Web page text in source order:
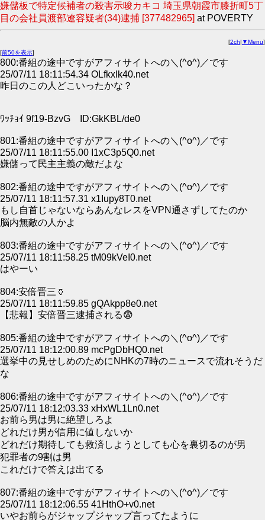
嫌儲板で特定候補者の殺害示唆カキコ 埼玉県朝霞市膝折町5丁
目の会社員渡部遼容疑者(34)逮捕 [377482965] at POVERTY
[2ch| ▼Menu]
[前50を表示]
800:番組の途中ですがアフィサイトへの＼(^o^)／です
25/07/11 18:11:54.34 OLfkxlk40.net
昨日のこの人どこいったかな？
ﾜｯﾁｮｲ 9f19-BzvG ID:GkKBL/de0
801:番組の途中ですがアフィサイトへの＼(^o^)／です
25/07/11 18:11:55.00 I1xC3p5Q0.net
嫌儲って民主主義の敵だよな
802:番組の途中ですがアフィサイトへの＼(^o^)／です
25/07/11 18:11:57.31 x1Iupy8T0.net
もし自首じゃないならあんなレスをVPN通さずしてたのか
脳内無敵の人かよ
803:番組の途中ですがアフィサイトへの＼(^o^)／です
25/07/11 18:11:58.25 tM09kVeI0.net
はやーい
804:安倍晋三🏺
25/07/11 18:11:59.85 gQAkpp8e0.net
【悲報】安倍晋三逮捕される😨
805:番組の途中ですがアフィサイトへの＼(^o^)／です
25/07/11 18:12:00.89 mcPgDbHQ0.net
選挙中の見せしめのためにNHKの7時のニュースで流れそうだ
な
806:番組の途中ですがアフィサイトへの＼(^o^)／です
25/07/11 18:12:03.33 xHxWL1Ln0.net
お前ら男は男に絶望しろよ
どれだけ男が信用に値しないか
どれだけ期待しても救済しようとしても心を裏切るのが男
犯罪者の9割は男
これだけで答えは出てる
807:番組の途中ですがアフィサイトへの＼(^o^)／です
25/07/11 18:12:06.55 41HthO+v0.net
いやお前らがジャップジャップ言ってたように